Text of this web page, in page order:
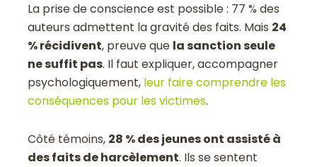
La prise de conscience est possible : 77 % des
auteurs admettent la gravité des faits. Mais 24
% récidivent, preuve que la sanction seule
ne suffit pas. Il faut expliquer, accompagner
psychologiquement, leur faire comprendre les
conséquences pour les victimes.
Côté témoins, 28 % des jeunes ont assisté à
des faits de harcèlement. Ils se sentent